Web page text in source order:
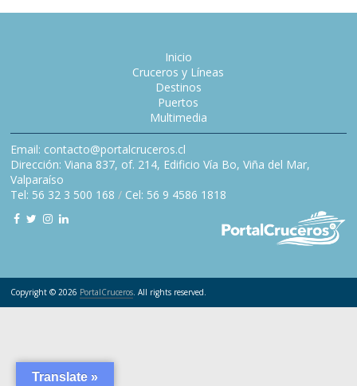
Inicio
Cruceros y Líneas
Destinos
Puertos
Multimedia
Email: contacto@portalcruceros.cl
Dirección: Viana 837, of. 214, Edificio Vía Bo, Viña del Mar,
Valparaíso
Tel: 56 32 3 500 168 / Cel: 56 9 4586 1818
Copyright © 2026 PortalCruceros. All rights reserved.
Translate »